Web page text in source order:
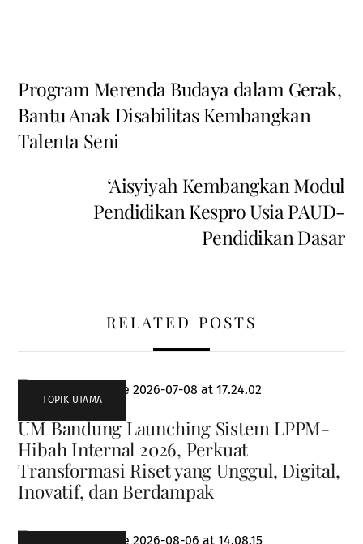
Program Merenda Budaya dalam Gerak,
Bantu Anak Disabilitas Kembangkan
Talenta Seni
‘Aisyiyah Kembangkan Modul
Pendidikan Kespro Usia PAUD-
Pendidikan Dasar
RELATED POSTS
TOPIK UTAMA
UM Bandung Launching Sistem LPPM-
Hibah Internal 2026, Perkuat
Transformasi Riset yang Unggul, Digital,
Inovatif, dan Berdampak